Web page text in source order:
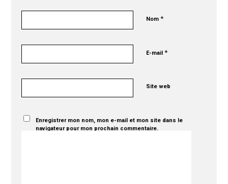
Nom*
E-mail*
Site web
Enregistrer mon nom, mon e-mail et mon site dans le
navigateur pour mon prochain commentaire.